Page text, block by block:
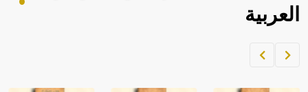
العربية